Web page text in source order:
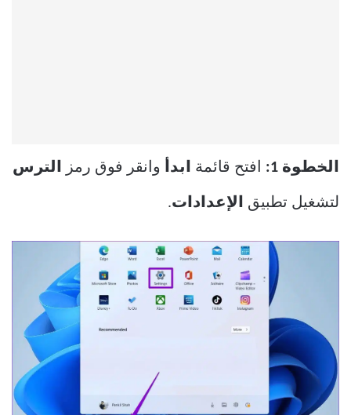
الخطوة 1: افتح قائمة ابدأ وانقر فوق رمز الترس
لتشغيل تطبيق الإعدادات.